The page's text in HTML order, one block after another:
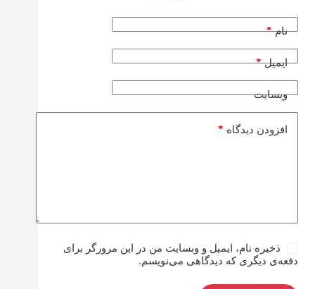
نام*
ایمیل*
وبسایت
افزودن دیدگاه *
ذخیره نام، ایمیل و وبسایت من در این مرورگر برای
دفعه‌ی دیگری که دیدگاهی می‌نویسم.